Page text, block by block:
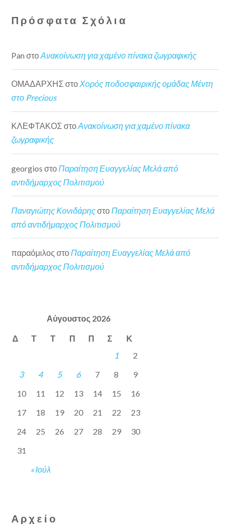
Πρόσφατα Σχόλια
Pan στοΑνακοίνωση για χαμένο πίνακα ζωγραφικής
ΟΜΑΔΑΡΧΗΣ στοΧορός ποδοσφαιρικής ομάδας Μέντη
στο Precious
ΚΛΕΦΤΑΚΟΣ στοΑνακοίνωση για χαμένο πίνακα
ζωγραφικής
georgios στο Παραίτηση Ευαγγελίας Μελά από
αντιδήμαρχος Πολιτισμού
Παναγιώτης ΚονιδάρηςστοΠαραίτηση Ευαγγελίας Μελά
από αντιδήμαρχος Πολιτισμού
παραόμιλος στοΠαραίτηση Ευαγγελίας Μελά από
αντιδήμαρχος Πολιτισμού
Αύγουστος 2026
Δ Τ Τ Π Π Σ Κ
« Ιούλ
1
2
3
4 5 6 7 8
9
10
11 12 13 14 15
16
17
18 19 20 21 22
23
24
25 26 27 28 29
30
31
Αρχείο